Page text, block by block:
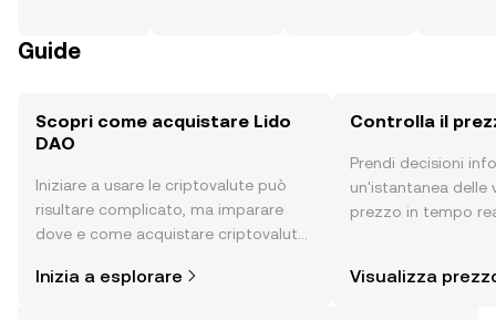
Guide
Scopri come acquistare Lido
DAO
Iniziare a usare le criptovalute può
risultare complicato, ma imparare
dove e come acquistare criptovalute
pensare. Inizia il tuo viaggio sull'app
Inizia a esplorare
Controlla il
Prendi decisioni
un'istantanea delle
prezzo in tempo
Visualizza